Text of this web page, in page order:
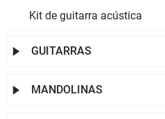
Kit de guitarra acústica
 GUITARRAS
 MANDOLINAS